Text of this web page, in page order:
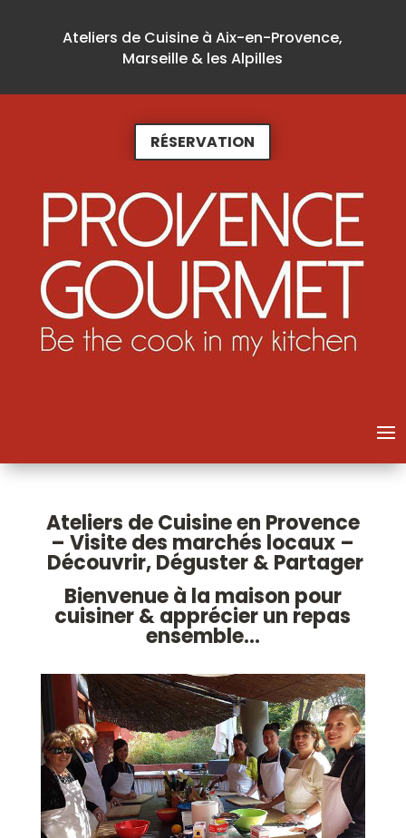
Ateliers de Cuisine à Aix-en-Provence,
Marseille & les Alpilles
RÉSERVATION
Ateliers de Cuisine en Provence
– Visite des marchés locaux –
Découvrir, Déguster & Partager
Bienvenue à la maison pour
cuisiner & apprécier un repas
ensemble…